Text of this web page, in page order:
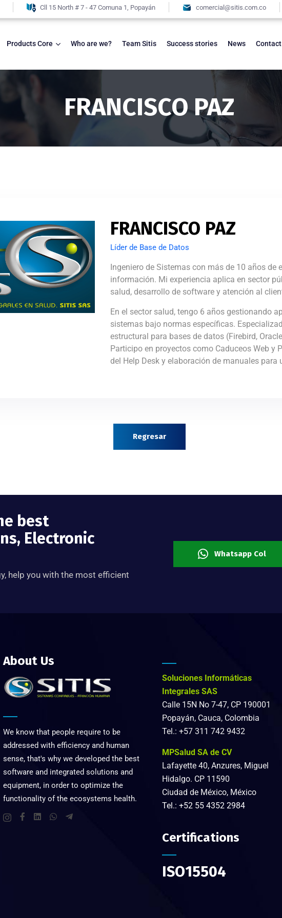
Cll 15 North # 7 - 47 Comuna 1, Popayán comercial@sitis.com.co
Products Core Who are we? Team Sitis Success stories News
FRANCISCO PAZ
FRANCISCO PAZ
Líder de Base de Datos
Ingeniero de Sistemas con más de 10 años de
información. Mi experiencia aplica en sector
salud, desarrollo de software y atención al
En el sector salud, tengo 6 años gestionando
sistemas bajo normas específicas.
estructural para bases de datos (Firebird,
Participo en proyectos como Caduceos Web y
del Help Desk y elaboración de manuales para
Regresar
best
Electronic
help you with the most efficient
Whatsapp Col
About Us
We know that people require to be
addressed with efficiency and human
sense, that's why we developed the best
software and integrated solutions and
equipment, in order to optimize the
functionality of the ecosystems health.
Soluciones Informáticas
Integrales SAS
Calle 15N No 7-47, CP 190001
Popayán, Cauca, Colombia
Tel.: +57 311 742 9432
MPSalud SA de CV
Lafayette 40, Anzures, Miguel
Hidalgo. CP 11590
Ciudad de México, México
Tel.: +52 55 4352 2984
Certifications
ISO15504